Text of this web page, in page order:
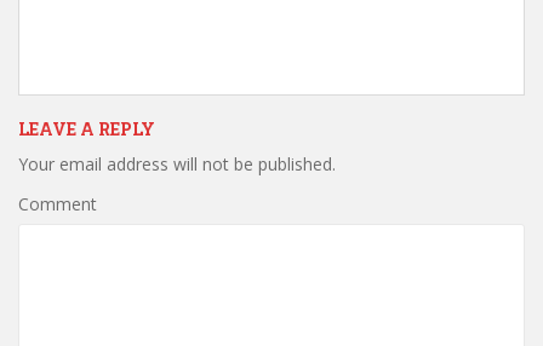
LEAVE A REPLY
Your email address will not be published.
Comment